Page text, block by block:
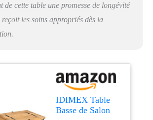
de cette table une promesse de longévité
reçoit les soins appropriés dès la
IDIMEX Table
Basse de Salon